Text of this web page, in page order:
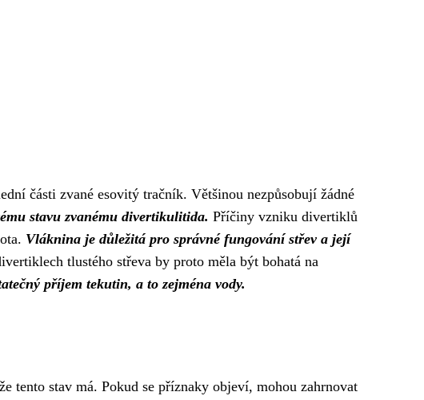
části zvané esovitý tračník. Většinou nezpůsobují žádné
stavu zvanému divertikulitida. Příčiny vzniku divertiklů
Vláknina je důležitá pro správné fungování střev a její
tlustého střeva by proto měla být bohatá na
příjem tekutin, a to zejména vody.
tento stav má. Pokud se příznaky objeví, mohou zahrnovat